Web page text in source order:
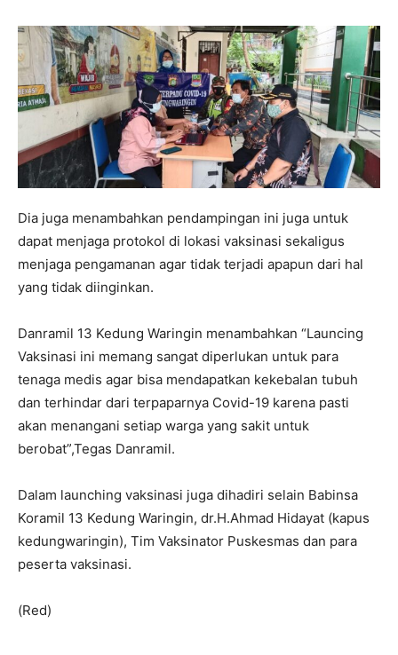
Dia juga menambahkan pendampingan ini juga untuk
dapat menjaga protokol di lokasi vaksinasi sekaligus
menjaga pengamanan agar tidak terjadi apapun dari hal
yang tidak diinginkan.
Danramil 13 Kedung Waringin menambahkan “Launcing
Vaksinasi ini memang sangat diperlukan untuk para
tenaga medis agar bisa mendapatkan kekebalan tubuh
dan terhindar dari terpaparnya Covid-19 karena pasti
akan menangani setiap warga yang sakit untuk
berobat”,Tegas Danramil.
Dalam launching vaksinasi juga dihadiri selain Babinsa
Koramil 13 Kedung Waringin, dr.H.Ahmad Hidayat (kapus
kedungwaringin), Tim Vaksinator Puskesmas dan para
peserta vaksinasi.
(Red)